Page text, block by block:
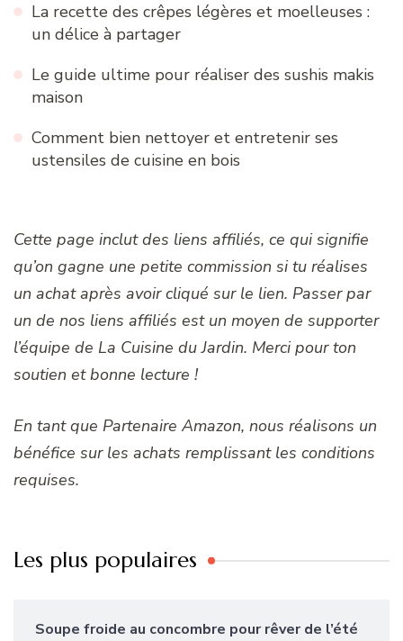
La recette des crêpes légères et moelleuses :
un délice à partager
Le guide ultime pour réaliser des sushis makis
maison
Comment bien nettoyer et entretenir ses
ustensiles de cuisine en bois
Cette page inclut des liens affiliés, ce qui signifie
qu’on gagne une petite commission si tu réalises
un achat après avoir cliqué sur le lien. Passer par
un de nos liens affiliés est un moyen de supporter
l’équipe de La Cuisine du Jardin. Merci pour ton
soutien et bonne lecture !
En tant que Partenaire Amazon, nous réalisons un
bénéfice sur les achats remplissant les conditions
requises.
Les plus populaires
Soupe froide au concombre pour rêver de l’été